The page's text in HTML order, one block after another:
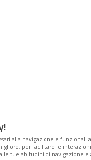
alla navigazione e
per facilitare le
tue abitudini di navigazione e